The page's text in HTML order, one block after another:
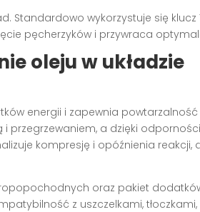
Standardowo wykorzystuje się
pęcherzyków i przywraca
oleju w układzie
energii i zapewnia
przegrzewaniem, a dzięki
kompresję i opóźnienia
oraz pakiet
z uszczelkami,